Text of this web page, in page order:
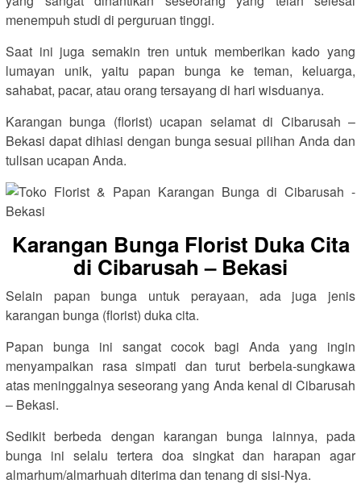
menempuh studi di perguruan tinggi.
Saat ini juga semakin tren untuk memberikan kado yang
lumayan unik, yaitu papan bunga ke teman, keluarga,
sahabat, pacar, atau orang tersayang di hari wisduanya.
Karangan bunga (florist) ucapan selamat di Cibarusah –
Bekasi dapat dihiasi dengan bunga sesuai pilihan Anda dan
tulisan ucapan Anda.
Karangan Bunga Florist Duka Cita
di Cibarusah – Bekasi
Selain papan bunga untuk perayaan, ada juga jenis
karangan bunga (florist) duka cita.
Papan bunga ini sangat cocok bagi Anda yang ingin
menyampaikan rasa simpati dan turut berbela-sungkawa
atas meninggalnya seseorang yang Anda kenal di Cibarusah
– Bekasi.
Sedikit berbeda dengan karangan bunga lainnya, pada
bunga ini selalu tertera doa singkat dan harapan agar
almarhum/almarhuah diterima dan tenang di sisi-Nya.